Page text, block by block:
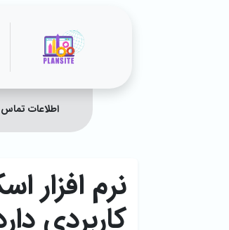
اطلاعات
نرم
کاربردی